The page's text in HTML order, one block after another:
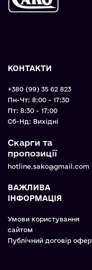
КОНТАКТИ
+380 (99) 35 62 823
Пн-Чт: 8:00 - 17:30
Пт: 8:30 - 17:00
Cб-Нд: Вихідні
Скарги та
пропозиції
hotline.sako@gmail.com
ВАЖЛИВА
ІНФОРМАЦІЯ
Умови користування
сайтом
Публічний договір